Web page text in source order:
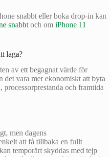
snabbt eller boka drop‑in kan
snabbt och om iPhone 11
laga?
av ett begagnat värde för
det vara mer ekonomiskt att byta
processorprestanda och framtida
men dagens
att få tillbaka en fullt
temporärt skyddas med tejp